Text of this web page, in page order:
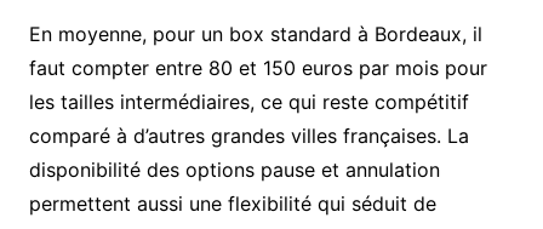
En moyenne, pour un box standard à Bordeaux, il
faut compter entre 80 et 150 euros par mois pour
les tailles intermédiaires, ce qui reste compétitif
comparé à d’autres grandes villes françaises. La
disponibilité des options pause et annulation
permettent aussi une flexibilité qui séduit de